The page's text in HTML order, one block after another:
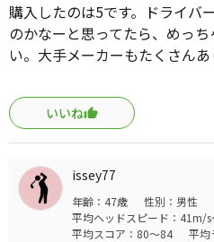
購入したのは5です。ドライバ
のかなーと思ってたら、めっ
い。大手メーカーもたくさん
ャフトです。売ればよいとテ
違い。いたって真面目。fzは
い。しっかり追従してくれる
あります。それでめっちゃ飛
が人気いまいちで安くなるん
ばれない。カチャカチャはな
も、買います。本間さんのク
いいね
issey77
年齢：47歳 性別：男性
平均ヘッドスピード：41m/
平均スコア：80～84
平均